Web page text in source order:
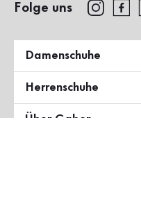
Folge uns
Damenschuhe
Herrenschuhe
Über Gabor